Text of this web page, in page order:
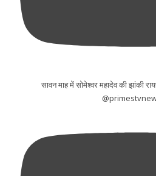
सावन माह में सोमेश्वर महादेव की झांकी